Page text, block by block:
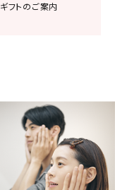
ギフトのご案内